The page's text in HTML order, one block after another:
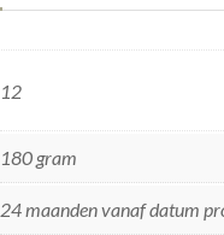
12
180 gram
24 maanden vanaf datum